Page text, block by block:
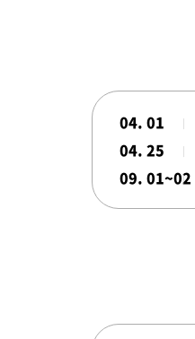
04. 01
04. 25
09. 01~02